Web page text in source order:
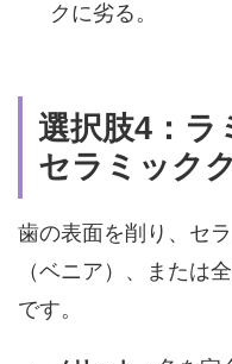
クに劣る。
選択肢4：ラ
セラミック
歯の表面を削り、セ
（ベニア）、または
です。